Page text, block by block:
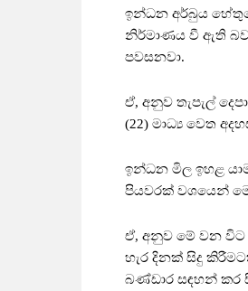
ඉන්ධන අර්බුය
නිර්මාණය වී ඇති
පවසනවා.
ඒ, අනුව තැපැල්
(22) මාධ්‍ය වෙත
ඉන්ධන මිල ඉහළ
පියවරක් වශයෙන්
ඒ, අනුව මේ වන විට
හැර දිනක් සිදු
බණ්ඩාර සඳහන් කර